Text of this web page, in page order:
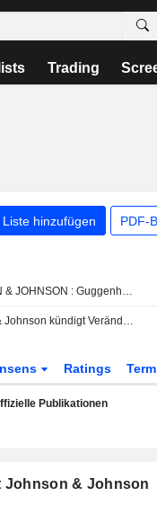
Trading
hinzufügen PDF-
JOHNSON & JOHNSON : Guggenheim behält seine Kaufempfehlung bei
Johnson & Johnson kündigt Veränderungen im Management an
Ratings
Publikationen
Johnson & Johnson